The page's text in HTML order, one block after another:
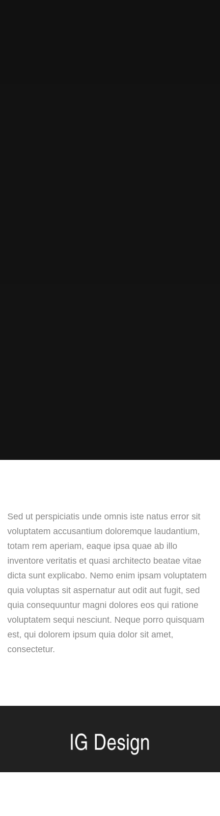
Sed ut perspiciatis unde omnis iste natus error sit
voluptatem accusantium doloremque laudantium,
totam rem aperiam, eaque ipsa quae ab illo
inventore veritatis et quasi architecto beatae vitae
dicta sunt explicabo. Nemo enim ipsam voluptatem
quia voluptas sit aspernatur aut odit aut fugit, sed
quia consequuntur magni dolores eos qui ratione
voluptatem sequi nesciunt. Neque porro quisquam
est, qui dolorem ipsum quia dolor sit amet,
consectetur.